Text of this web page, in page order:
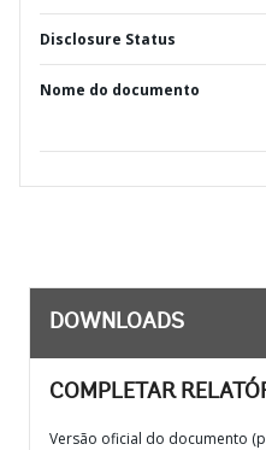
Disclosure Status
Nome do documento
DOWNLOADS
COMPLETAR
Versão oficial do documento